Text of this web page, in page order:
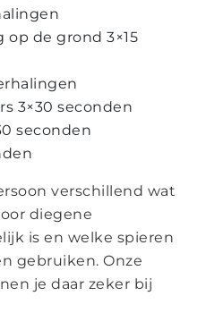
op de grond 3×15
3×30 seconden
seconden
verschillend wat
diegene
is en welke spieren
gebruiken. Onze
je daar zeker bij